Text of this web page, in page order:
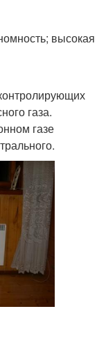
высокая
газа.
газе